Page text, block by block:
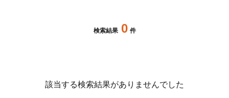
検索結果 0 件
該当する検索結果がありませんでした